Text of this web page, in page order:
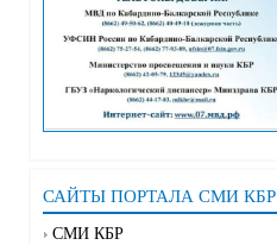
САЙТЫ ПОРТАЛА СМИ КБР
СМИ КБР